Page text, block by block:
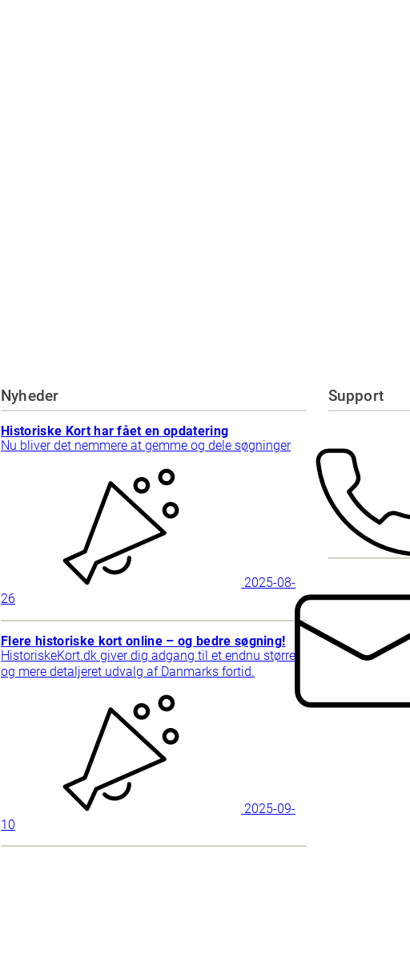
Nyheder
Historiske Kort har fået en opdatering
Nu bliver det nemmere at gemme og dele søgninger
2025-08-
26
Flere historiske kort online – og bedre søgning!
HistoriskeKort.dk giver dig adgang til et endnu større
og mere detaljeret udvalg af Danmarks fortid.
2025-09-
10
Support